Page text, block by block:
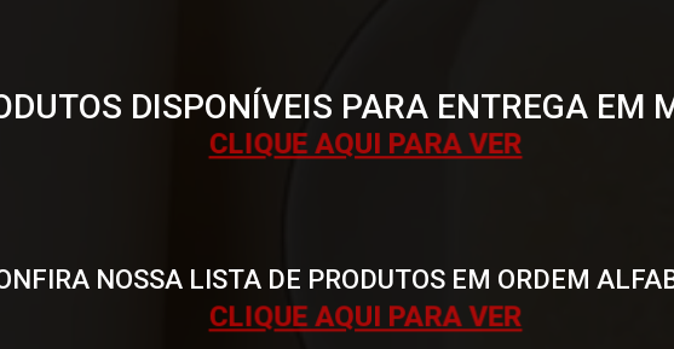
DISPONÍVEIS PARA ENTREGA EM
CLIQUE AQUI PARA VER
NOSSA LISTA DE PRODUTOS EM ORDEM
CLIQUE AQUI PARA VER